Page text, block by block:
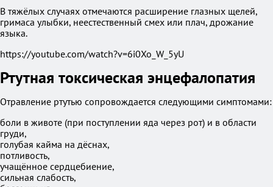
В тяжёлых случаях отмечаются расширение глазных щелей,
гримаса улыбки, неестественный смех или плач, дрожание
языка.
https://youtube.com/watch?v=6i0Xo_W_5yU
Ртутная токсическая энцефалопатия
Отравление ртутью сопровождается следующими симптомами:
боли в животе (при поступлении яда через рот) и в области
груди,
голубая кайма на дёснах,
потливость,
учащённое сердцебиение,
сильная слабость,